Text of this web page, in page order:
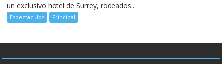
un exclusivo hotel de Surrey, rodeados...
Espectáculos Principal